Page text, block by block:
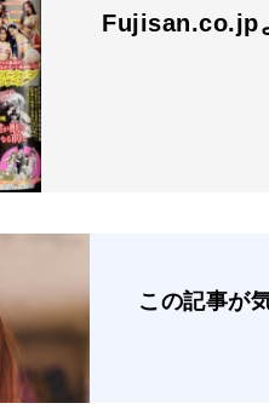
Fujisan.co.jp
この記事が